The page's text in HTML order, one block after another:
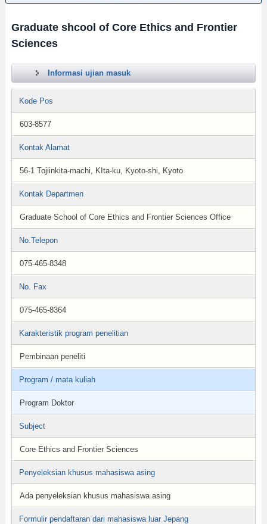
Graduate shcool of Core Ethics and Frontier
Sciences
Informasi ujian masuk
Kode Pos
603-8577
Kontak Alamat
56-1 Tojiinkita-machi, KIta-ku, Kyoto-shi, Kyoto
Kontak Departmen
Graduate School of Core Ethics and Frontier Sciences Office
No.Telepon
075-465-8348
No. Fax
075-465-8364
Karakteristik program penelitian
Pembinaan peneliti
Program / mata kuliah
Program Doktor
Subject
Core Ethics and Frontier Sciences
Penyeleksian khusus mahasiswa asing
Ada penyeleksian khusus mahasiswa asing
Formulir pendaftaran dari mahasiswa luar Jepang